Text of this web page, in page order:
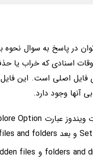
در پاسخ به سوال نحوه
اسنادی که خراب یا
فایل اصلی است. این
آنها وجود دارد.